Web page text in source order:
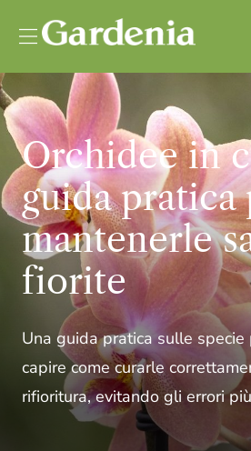
Orchidee in
guida pratica
mantenerle
fiorite
Una guida pratica sulle
capire come curarle
rifioritura, evitando gli errori